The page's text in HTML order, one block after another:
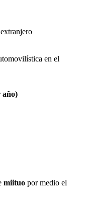
en el
año)
miituo por medio el